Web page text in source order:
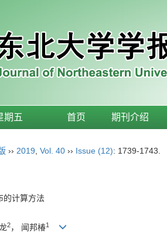
期五 首页 期刊介绍
›› 2019 Vol. 40 ›› Issue (12): 1739-1743.
的计算方法
2， 闻邦椿1